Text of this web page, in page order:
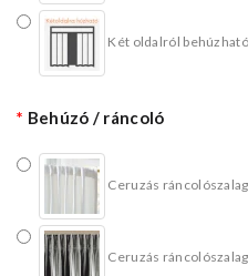
Két oldalról behúzható
Behúzó / ráncoló
Ceruzás
Ceruzás